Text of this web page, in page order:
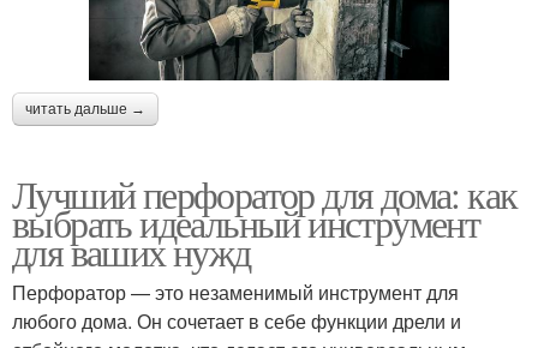
читать дальше →
Лучший перфоратор для дома: как
выбрать идеальный инструмент
для ваших нужд
Перфоратор — это незаменимый инструмент для
любого дома. Он сочетает в себе функции дрели и